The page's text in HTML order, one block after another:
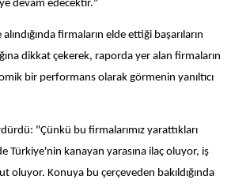
devam edecektir."
alındığında firmaların elde ettiği başarıların
dikkat çekerek, raporda yer alan firmaların
bir performans olarak görmenin yanıltıcı
"Çünkü bu firmalarımız yarattıkları
Türkiye'nin kanayan yarasına ilaç oluyor, iş
oluyor. Konuya bu çerçeveden bakıldığında